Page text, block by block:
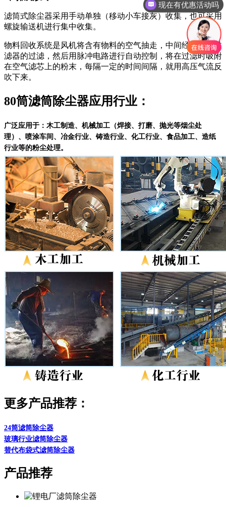
滤筒式除尘器采用手动单独（移动小车接灰）收集，也可采用
螺旋输送机进行集中收集。
物料回收系统是风机将含有物料的空气抽走，中间经过空气过
滤器的过滤，然后用脉冲电路进行自动控制，将在过滤时吸附
在空气滤芯上的粉末，每隔一定的时间间隔，就用高压气流反
吹下来。
80筒滤筒除尘器应用行业：
广泛应用于：木工制造、机械加工（焊接、打磨、抛光等烟尘处
理）、喷涂车间、冶金行业、铸造行业、化工行业、食品加工、造纸
行业等的粉尘处理。
更多产品推荐：
24筒滤筒除尘器
玻璃行业滤筒除尘器
替代布袋式滤筒除尘器
产品推荐
可以介绍下你们的产品么